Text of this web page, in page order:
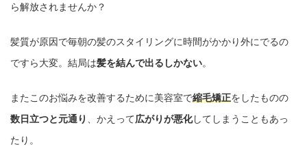
ら解放されませんか？
髪質が原因で毎朝の髪のスタイリングに時間がかかり外にでるの
ですら大変。結局は髪を結んで出るしかない。
またこのお悩みを改善するために美容室で縮毛矯正をしたものの
数日立つと元通り
、かえって広がりが悪化してしまうこともあっ
たり。